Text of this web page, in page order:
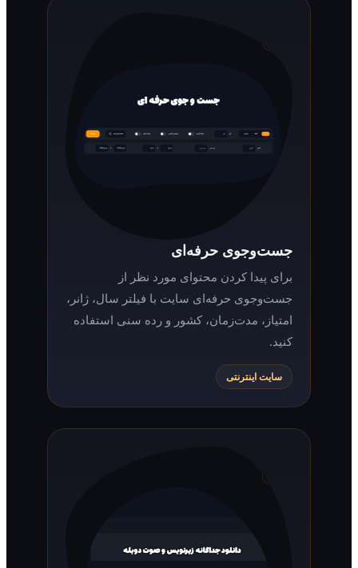
جست‌وجوی حرفه‌ای
برای پیدا کردن محتوای مورد نظر از
جست‌وجوی حرفه‌ای سایت با فیلتر سال، ژانر،
امتیاز، مدت‌زمان، کشور و رده سنی استفاده
کنید.
سایت اینترنتی